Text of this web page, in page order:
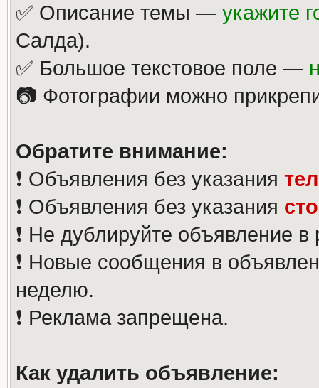
✅ Описание темы — укажите
Салда).
✅ Большое текстовое поле —
📷 Фотографии можно
Обратите внимание:
❗️ Объявления без указания
❗️ Объявления без указания
❗️ Не дублируйте объявление
❗️ Новые сообщения в
неделю.
❗️ Реклама запрещена.
Как удалить объявление: